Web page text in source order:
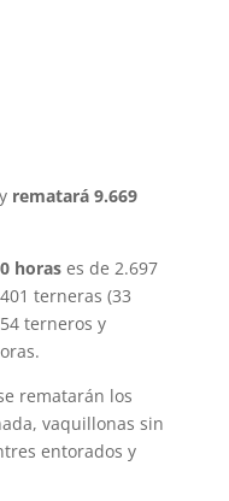
rematará 9.669
horases de 2.697
terneras (33
terneros y
rematarán los
vaquillonas sin
entorados y